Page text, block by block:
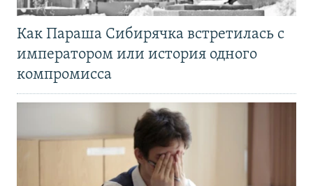
Как Параша Сибирячка встретилась с
императором или история одного
компромисса